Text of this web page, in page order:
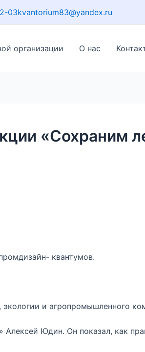
03kvantorium83@yandex.ru
организации О нас
«Сохраним
квантумов.
и агропромышленного
Юдин. Он показал, как